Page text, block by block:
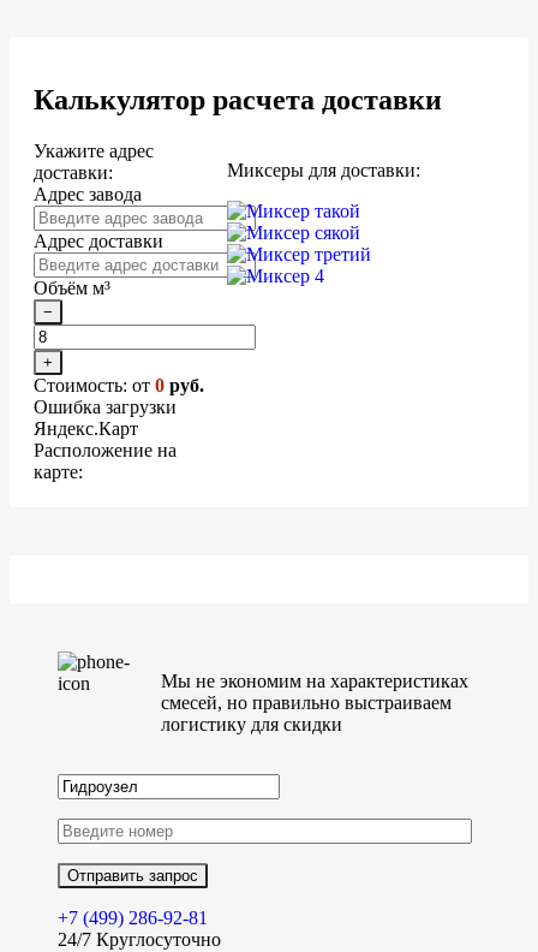
Калькулятор расчета доставки
Укажите адрес
доставки:
Адрес завода
Адрес доставки
Объём м³
−
+
Стоимость: от 0 руб.
Ошибка загрузки
Яндекс.Карт
Расположение на
карте:
Миксеры для доставки:
Мы не экономим на характеристиках
смесей, но правильно выстраиваем
логистику для скидки
+7 (499) 286-92-81
24/7 Круглосуточно